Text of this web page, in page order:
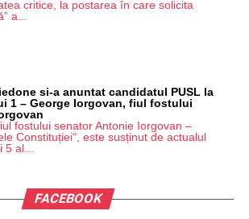
critice, la postarea în care solicita
a...
si-a anuntat candidatul PUSL la
1 – George Iorgovan, fiul fostului
fostului senator Antonie Iorgovan –
Constituției“, este susținut de actualul
al...
FACEBOOK